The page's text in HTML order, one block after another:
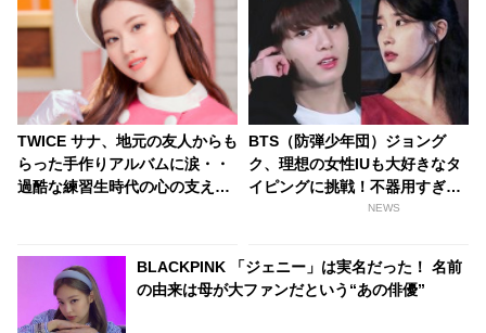
TWICE サナ、地元の友人からも
らった手作りアルバムに涙・・
過酷な練習生時代の心の支えに
に感動
BTS（防弾少年団）ジョング
ク、理想の女性IUも大好きなタ
イピングに挑戦！不器用すぎる
「ASMR」が話題に…ついに苦
NEWS
BLACKPINK 「ジェニー」は実名だった！ 名前
の由来は母が大ファンだという“あの俳優”